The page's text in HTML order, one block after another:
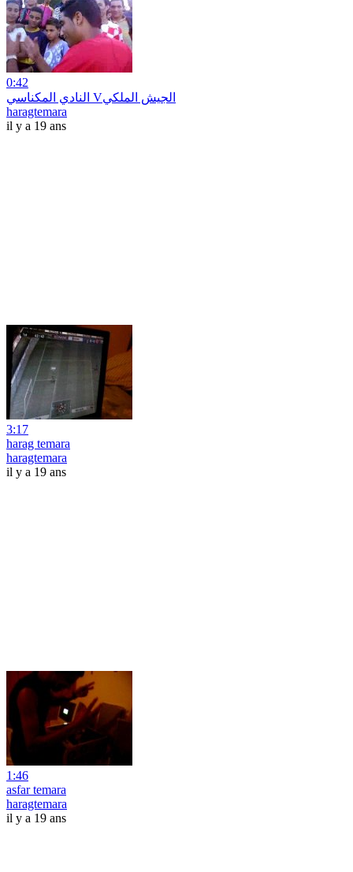
0:42
النادي المكناسي Vالجيش الملكي
haragtemara
il y a 19 ans
3:17
harag temara
haragtemara
il y a 19 ans
1:46
asfar temara
haragtemara
il y a 19 ans